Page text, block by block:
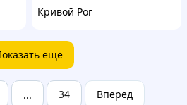
Кривой Рог
еще
... 34 Вперед